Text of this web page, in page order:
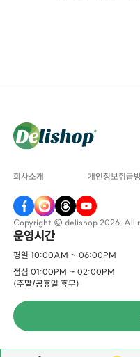
회사소개 개인정보취급
Copyright © delishop 2026. All
운영시간
평일 10:00AM ~ 06:00PM
점심 01:00PM ~ 02:00PM
(주말/공휴일 휴무)